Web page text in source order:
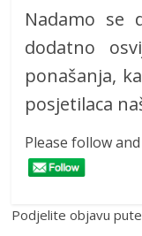
Nadamo se
dodatno
ponašanja,
posjetilaca
Please follow
Podjelite objavu